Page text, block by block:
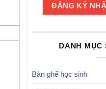
DANH MỤC
Bàn ghế học sinh